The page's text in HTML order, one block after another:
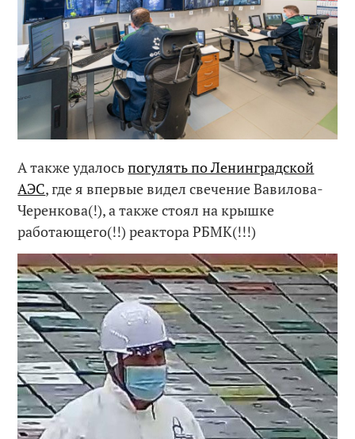
А также удалосьпогулять по Ленинградской
АЭС, где я впервые видел свечение Вавилова-
Черенкова(!), а также стоял на крышке
работающего(!!) реактора РБМК(!!!)